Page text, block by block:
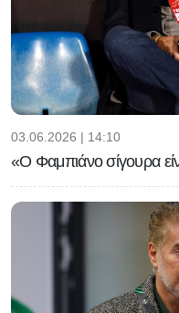
03.06.2026 | 14:10
«Ο Φαμπιάνο σίγουρα